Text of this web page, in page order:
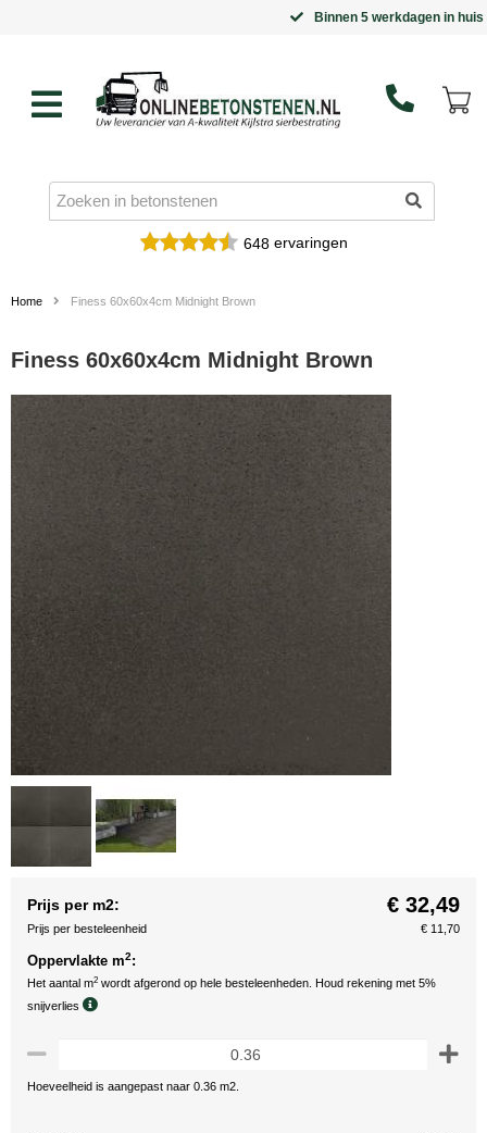
Binnen 5 werkdagen in huis
648ervaringen
Home Finess 60x60x4cm Midnight Brown
Finess 60x60x4cm Midnight Brown
Prijs per m2: € 32,49
Prijs per besteleenheid € 11,70
Oppervlakte m2:
Het aantal m2 wordt afgerond op hele besteleenheden. Houd rekening met 5%
snijverlies
Hoeveelheid is aangepast naar 0.36 m2.